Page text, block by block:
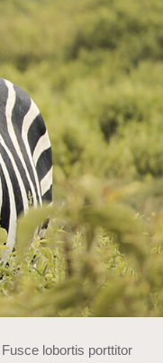
lobortis porttitor